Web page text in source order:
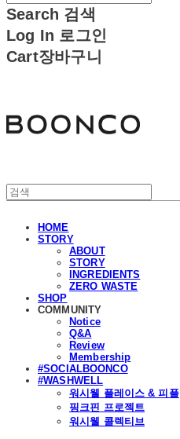
Search 검색
Log In 로그인
Cart장바구니
HOME
STORY
ABOUT
STORY
INGREDIENTS
ZERO WASTE
SHOP
COMMUNITY
Notice
Q&A
Review
Membership
#SOCIALBOONCO
#WASHWELL
워시웰 플레이스 & 피플
핑크핀 프로젝트
워시웰 콜렉티브